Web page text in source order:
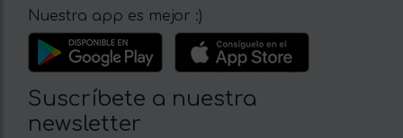
Nuestra app es mejor :)
Suscríbete a nuestra
newsletter